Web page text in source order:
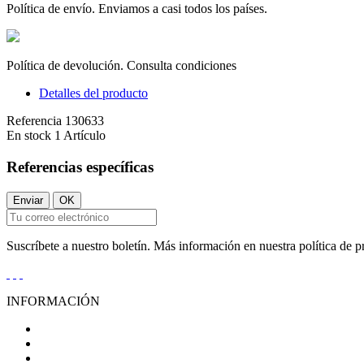
Política de envío. Enviamos a casi todos los países.
Política de devolución. Consulta condiciones
Detalles del producto
Referencia 130633
En stock 1 Artículo
Referencias específicas
Suscríbete a nuestro boletín. Más información en nuestra política de
INFORMACIÓN